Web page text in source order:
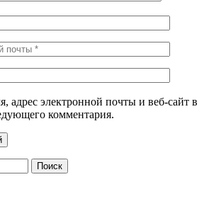
адрес электронной почты и веб-сайт в
комментария.